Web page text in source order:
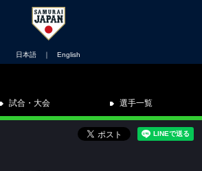
日本語 ｜ English
試合・大会 選手一覧